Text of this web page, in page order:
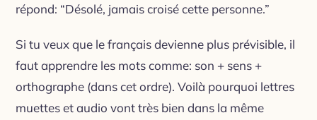
répond: “Désolé, jamais croisé cette personne.”
Si tu veux que le français devienne plus prévisible, il
faut apprendre les mots comme: son + sens +
orthographe (dans cet ordre). Voilà pourquoi lettres
muettes et audio vont très bien dans la même